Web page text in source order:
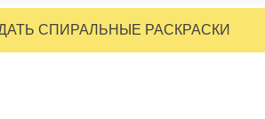
СПИРАЛЬНЫЕ РАСКРАСКИ